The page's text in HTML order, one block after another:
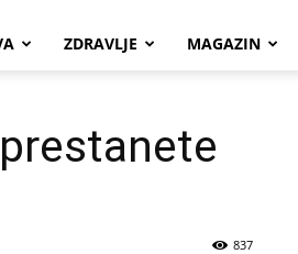
ZDRAVLJE MAGAZIN
837